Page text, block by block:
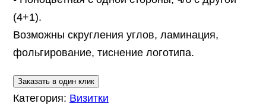
(4+1).
Возможны скругления углов, ламинация,
фольгирование, тиснение логотипа.
Заказать в один клик
Категория: Визитки